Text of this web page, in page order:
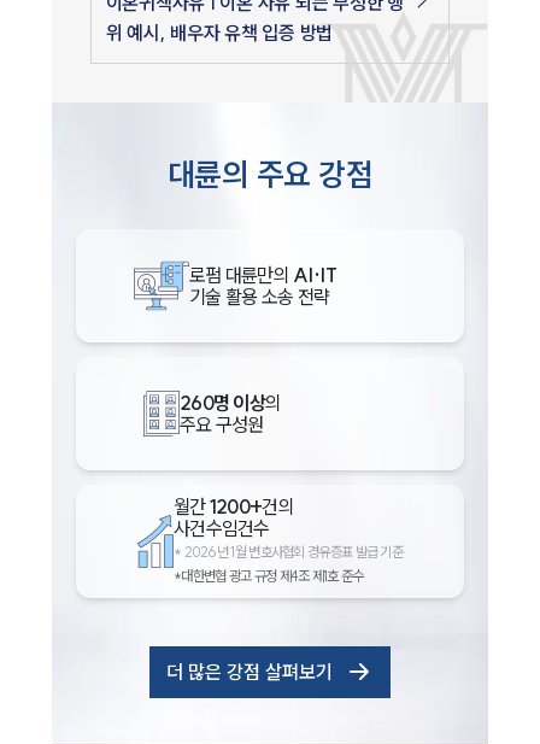
위 예시, 배우자 유책 입증 방법
대륜의 주요 강점
로펌 대륜만의 AI·IT
기술 활용 소송 전략
260명 이상의
주요 구성원
월간1200+건의
사건수임건수
* 2026년 1월 변호사협회 경유증표 발급 기준
*대한변협 광고 규정 제4조 제1호 준수
더 많은 강점 살펴보기